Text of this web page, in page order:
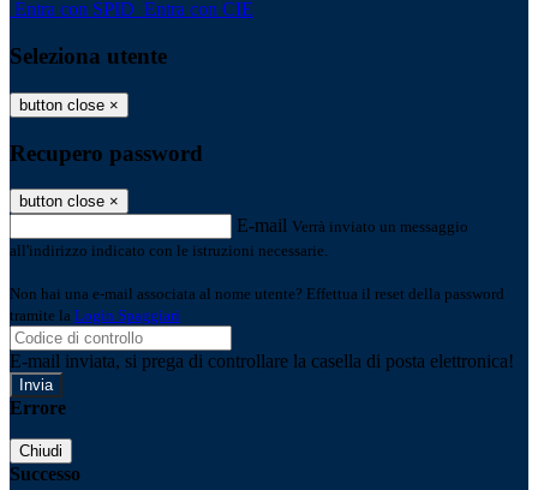
Entra con SPID Entra con CIE
Seleziona utente
button close ×
Recupero password
button close ×
E-mail Verrà inviato un messaggio
all'indirizzo indicato con le istruzioni necessarie.
Non hai una e-mail associata al nome utente? Effettua il reset della password
tramite la Login Spaggiari
E-mail inviata, si prega di controllare la casella di posta elettronica!
Errore
Chiudi
Successo